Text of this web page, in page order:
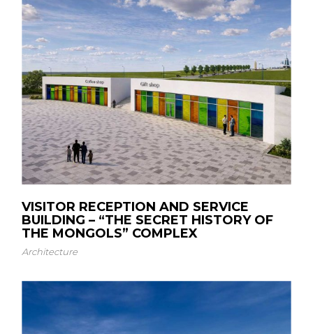
VISITOR RECEPTION AND SERVICE
BUILDING – “THE SECRET HISTORY OF
THE MONGOLS” COMPLEX
Architecture